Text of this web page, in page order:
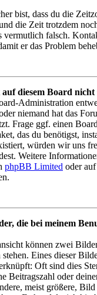
bist, dass du die
die Zeit trotzdem
vermutlich falsch.
er das Problem
auf diesem Board
Administration
niemand hat das
Frage ggf. einen
das du benötigst,
würden wir uns
Weitere
phpBB Limited oder auf
die bei meinem
können zwei
stehen. Eines dieser
Oft sind dies
Beitragszahl oder
meist größere,